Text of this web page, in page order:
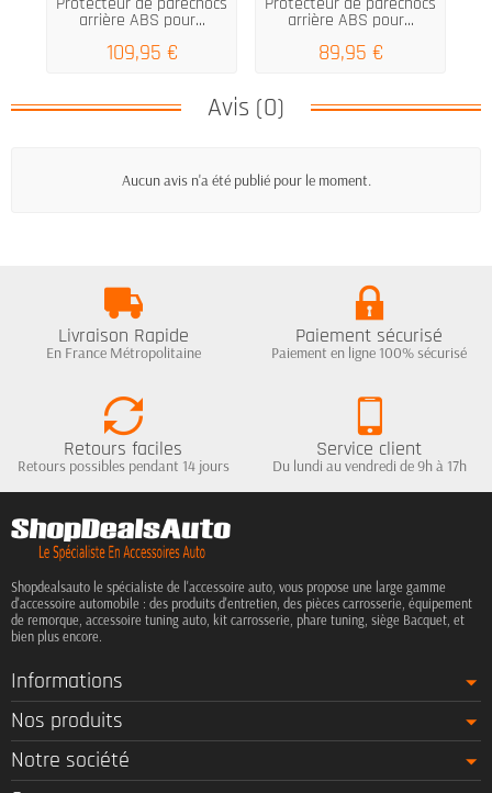
arrière ABS pour...
109,95 €
arrière ABS pour...
89,95 €
Avis (0)
Aucun avis n'a été publié pour le moment.
Livraison Rapide
En France Métropolitaine
Paiement sécurisé
Paiement en ligne 100% sécurisé
Retours faciles
Retours possibles pendant 14 jours
Service client
Du lundi au vendredi de 9h à 17h
Shopdealsauto le spécialiste de l'accessoire auto, vous propose une large gamme
d'accessoire automobile : des produits d'entretien, des pièces carrosserie, équipement
de remorque, accessoire tuning auto, kit carrosserie, phare tuning, siège Bacquet, et
bien plus encore.
Informations
Nos produits
Notre société